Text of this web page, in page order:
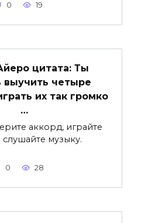
0 19
цитата: Ты
четыре
их так громко
…
аккорд, играйте
слушайте музыку.
0 28